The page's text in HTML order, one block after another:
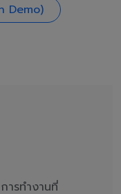
Demo)
ารทำงานที่